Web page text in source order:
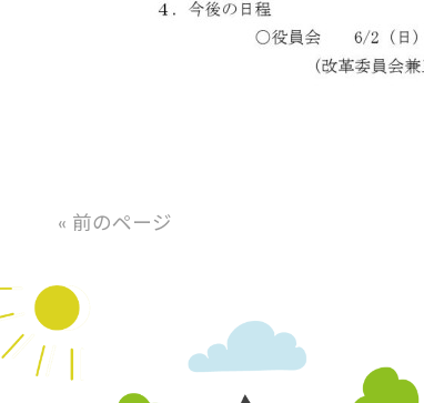
« 前のページ